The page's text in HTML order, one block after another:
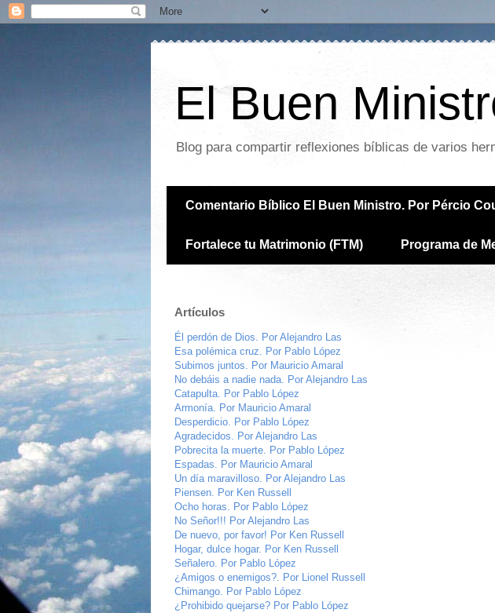
El Buen
Blog para compartir reflexiones bíblicas de varios
Comentario Bíblico El Buen Ministro. Por Pércio
Fortalece tu Matrimonio (FTM) Programa de
Artículos
Él perdón de Dios. Por Alejandro Las
Esa polémica cruz. Por Pablo López
Subimos juntos. Por Mauricio Amaral
No debáis a nadie nada. Por Alejandro Las
Catapulta. Por Pablo López
Armonía. Por Mauricio Amaral
Desperdicio. Por Pablo López
Agradecidos. Por Alejandro Las
Pobrecita la muerte. Por Pablo López
Espadas. Por Mauricio Amaral
Un día maravilloso. Por Alejandro Las
Piensen. Por Ken Russell
Ocho horas. Por Pablo López
No Señor!!! Por Alejandro Las
De nuevo, por favor! Por Ken Russell
Hogar, dulce hogar. Por Ken Russell
Señalero. Por Pablo López
¿Amigos o enemigos?. Por Lionel Russell
Chimango. Por Pablo López
¿Prohibido quejarse? Por Pablo López